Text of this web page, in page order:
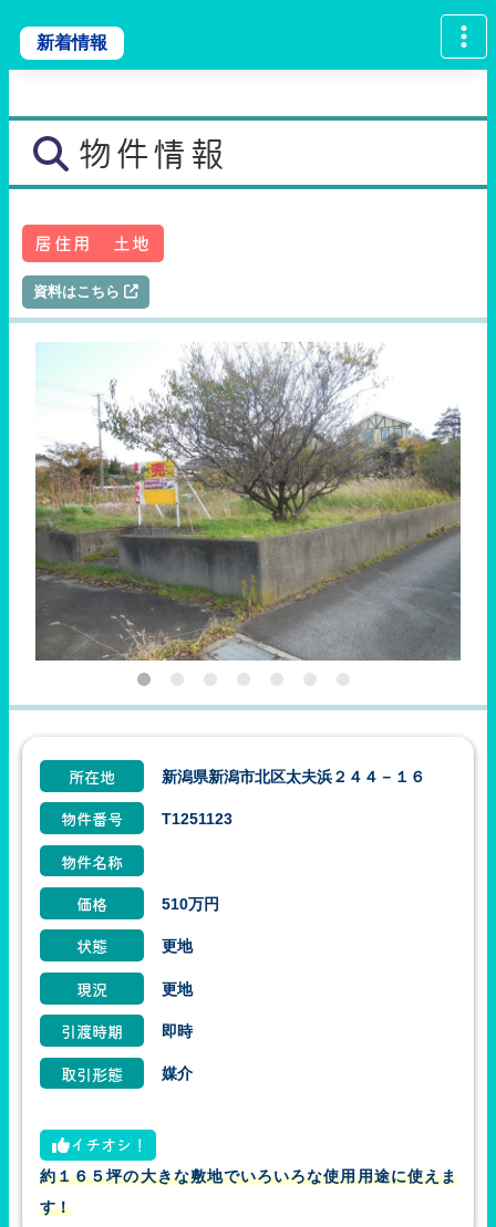
新着情報
物件情報
居住用 土地
資料はこちら
所在地 新潟県新潟市北区太夫浜２４４－１６
物件番号 T1251123
物件名称
価格 510万円
状態 更地
現況 更地
引渡時期 即時
取引形態 媒介
イチオシ！
約１６５坪の大きな敷地でいろいろな使用用途に使えま
す！